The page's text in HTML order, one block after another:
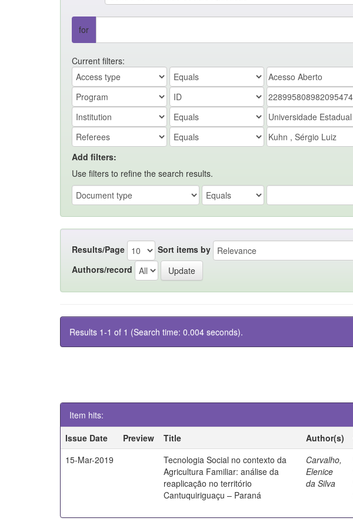
for
Current filters:
Add filters:
Use filters to refine the search results.
Results/Page Sort items by
Authors/record
Results 1-1 of 1 (Search time: 0.004 seconds).
Item hits:
Issue Date
Preview Title Author(s)
15-Mar-2019
Tecnologia Social no contexto da
Agricultura Familiar: análise da
reaplicação no território
Cantuquiriguaçu – Paraná
Carvalho,
Elenice
da Silva